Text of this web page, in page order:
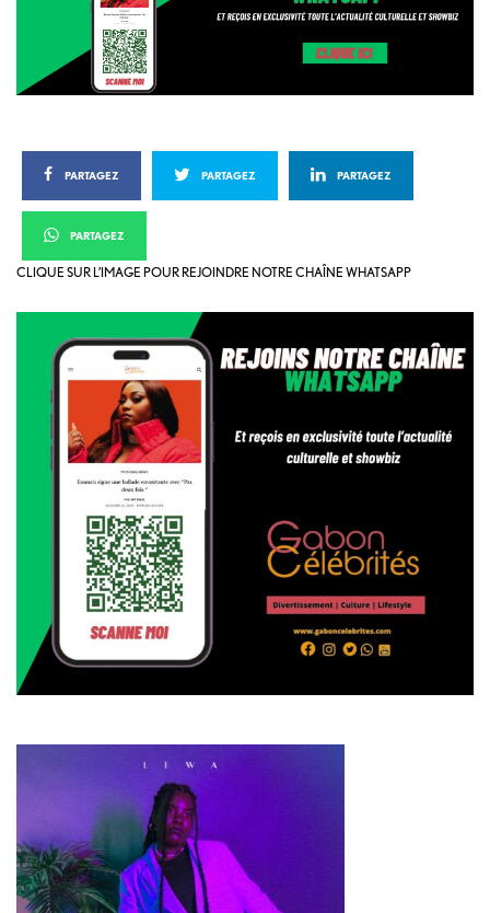
PARTAGEZ PARTAGEZ PARTAGEZ
PARTAGEZ
CLIQUE SUR L’IMAGE POUR REJOINDRE NOTRE CHAÎNE WHATSAPP